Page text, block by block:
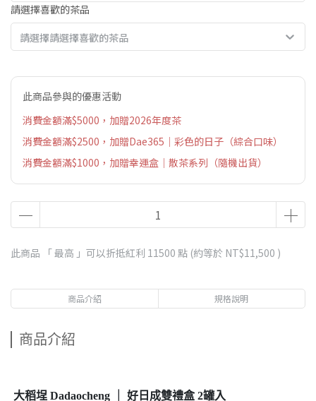
請選擇喜歡的茶品
請選擇請選擇喜歡的茶品
此商品參與的優惠活動
消費金額滿$5000，加贈2026年度茶
消費金額滿$2500，加贈Dae365｜彩色的日子（綜合口味）
消費金額滿$1000，加贈幸運盒｜散茶系列（隨機出貨）
此商品 「 最高 」可以折抵紅利 11500 點 (約等於 NT$11,500 )
商品介紹 規格說明
商品介紹
大稻埕 Dadaocheng ｜ 好日成雙禮盒 2罐入